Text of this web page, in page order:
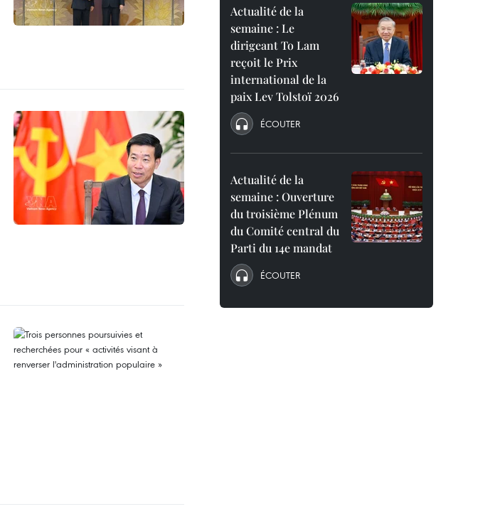
Actualité de la
semaine : Le
dirigeant To Lam
reçoit le Prix
international de la
paix Lev Tolstoï 2026
ÉCOUTER
Actualité de la
semaine : Ouverture
du troisième Plénum
du Comité central du
Parti du 14e mandat
ÉCOUTER